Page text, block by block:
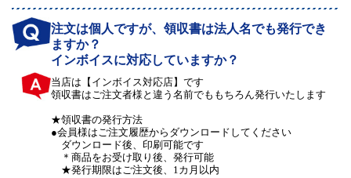
注文は個人ですが、領収書は法人名でも発行でき
ますか？
インボイスに対応していますか？
当店は【インボイス対応店】です
領収書はご注文者様と違う名前でももちろん発行いたします
★領収書の発行方法
●会員様はご注文履歴からダウンロードしてください
ダウンロード後、印刷可能です
＊商品をお受け取り後、発行可能
★発行期限はご注文後、1カ月以内